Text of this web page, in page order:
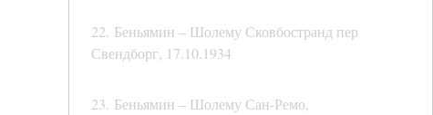
22. Беньямин – Шолему Сковбостранд пер
Свендборг, 17.10.1934
23. Беньямин – Шолему Сан-Ремо,